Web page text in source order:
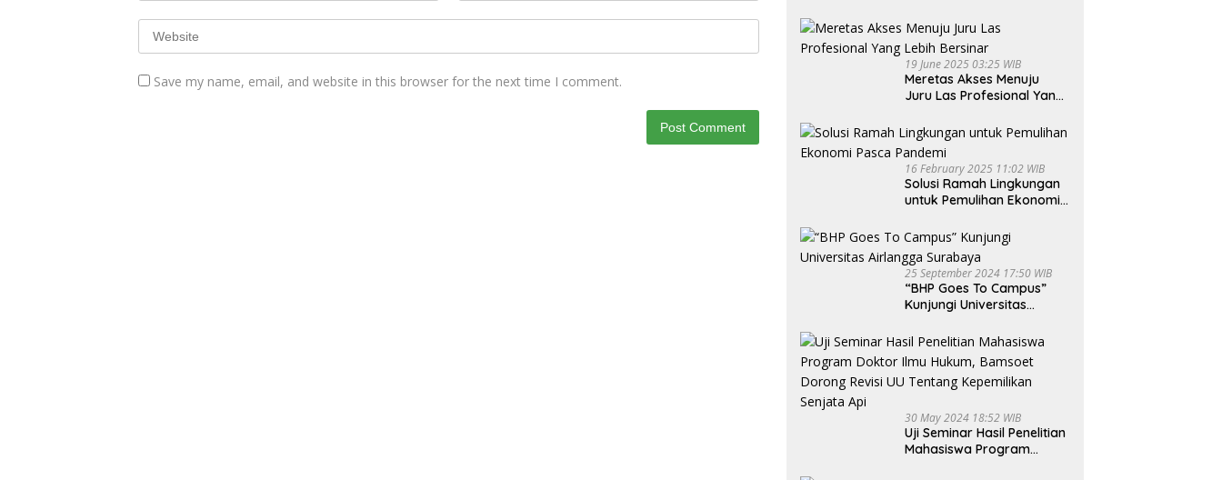
Save my name, email, and website in this browser for the next time I comment.
untuk Generasi Muda
19 June 2025 03:25 WIB
Meretas Akses Menuju
Juru Las Profesional Yang
16 February 2025 11:02 WIB
Solusi Ramah Lingkungan
untuk Pemulihan Ekonomi
25 September 2024 17:50 WIB
“BHP Goes To Campus”
Kunjungi Universitas
30 May 2024 18:52 WIB
Uji Seminar Hasil Penelitian
Mahasiswa Program